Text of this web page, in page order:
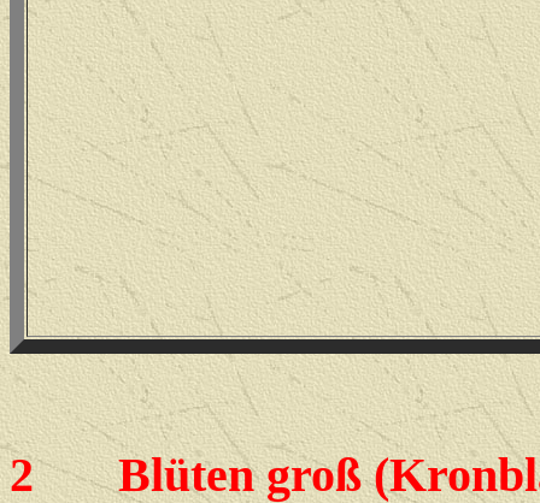
2Blüten groß